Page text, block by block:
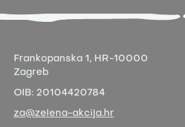
Frankopanska 1, HR-10000
Zagreb
OIB: 20104420784
za@zelena-akcija.hr